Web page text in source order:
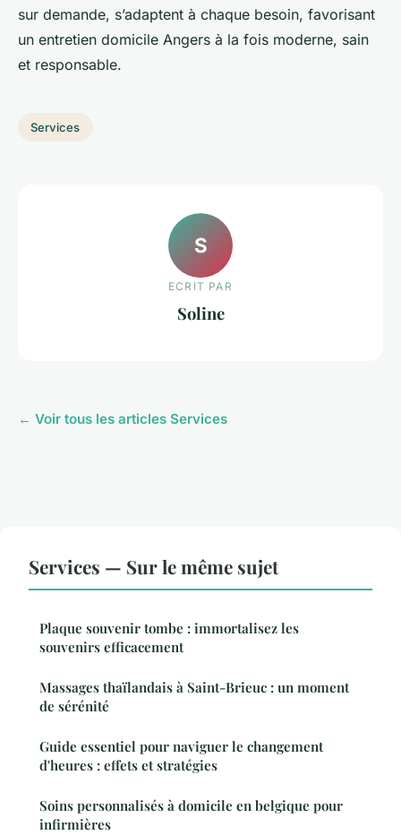
sur demande, s’adaptent à chaque besoin, favorisant
un entretien domicile Angers à la fois moderne, sain
et responsable.
Services
S
ECRIT PAR
Soline
← Voir tous les articles Services
Services — Sur le même sujet
Plaque souvenir tombe : immortalisez les
souvenirs efficacement
Massages thaïlandais à Saint-Brieuc : un moment
de sérénité
Guide essentiel pour naviguer le changement
d'heures : effets et stratégies
Soins personnalisés à domicile en belgique pour
infirmières